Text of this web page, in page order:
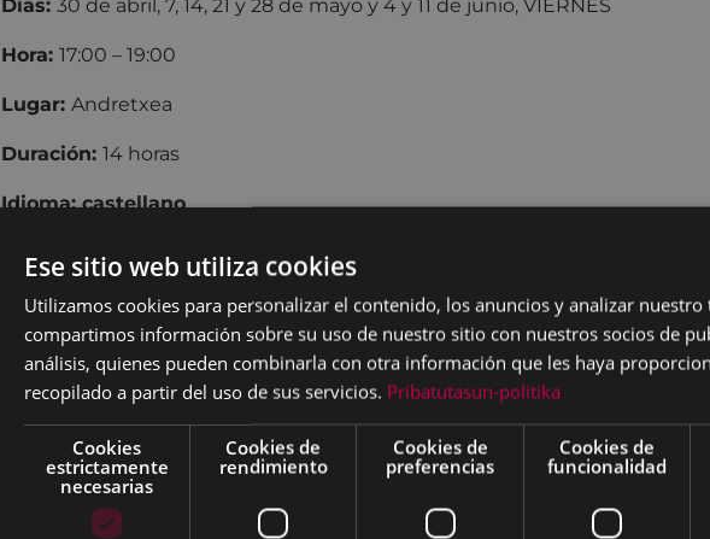
Días: 30 de abril, 7, 14, 21 y 28 de mayo y 4 y 11 de junio, VIERNES
Hora: 17:00 – 19:00
Lugar: Andretxea
Duración: 14 horas
Idioma:castellano
Formadoras: Isabel García y Eneka Delgado (IKIGAI)
Precio del curso:mujeres empadronadas en Eibar 10 €. Mujeres no
Eibar 15 €.
Quiero aprender a hacer cursos y reuniones
En este curso aprenderemos a realizar videollamadas utilizando el
las mujeres (móvil, ordenador o tablet) y aprenderemos los conocimientos
Ese sitio web utiliza cookies
Utilizamos cookies para personalizar el contenido, los anuncios y analizar nuestro
compartimos información sobre su uso de nuestro sitio con nuestros socios de
análisis, quienes pueden combinarla con otra información que les haya
recopilado a partir del uso de sus servicios. Pribatutasun-politika
Cookies
estrictamente
necesarias
Cookies de
rendimiento
Cookies de
preferencias
Cookies de
funcionalidad